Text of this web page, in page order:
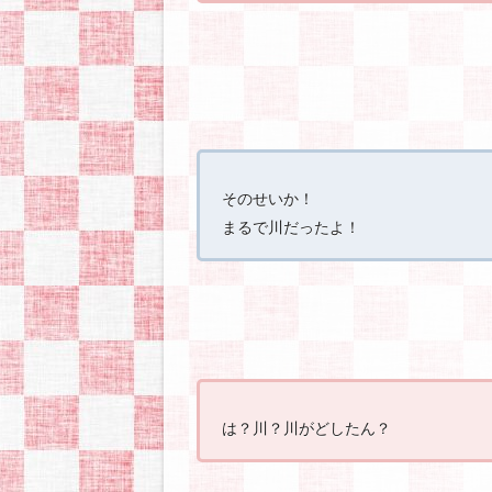
そのせいか！
まるで川だったよ！
は？川？川がどしたん？